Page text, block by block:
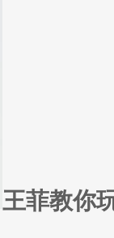
喜欢